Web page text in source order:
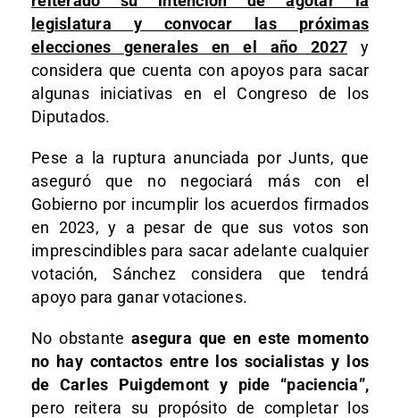
legislatura y convocar las próximas
elecciones generales en el año 2027 y
considera que cuenta con apoyos para sacar
algunas iniciativas en el Congreso de los
Diputados.
Pese a la ruptura anunciada por Junts, que
aseguró que no negociará más con el
Gobierno por incumplir los acuerdos firmados
en 2023, y a pesar de que sus votos son
imprescindibles para sacar adelante cualquier
votación, Sánchez considera que tendrá
apoyo para ganar votaciones.
No obstanteasegura que en este momento
no hay contactos entre los socialistas y los
de Carles Puigdemont y pide “paciencia”,
pero reitera su propósito de completar los